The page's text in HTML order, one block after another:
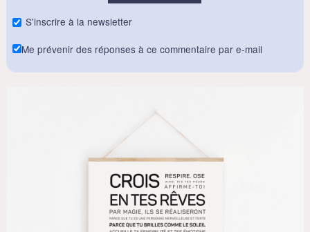
S'inscrire à la newsletter
Me prévenir des réponses à ce commentaire par e-mail